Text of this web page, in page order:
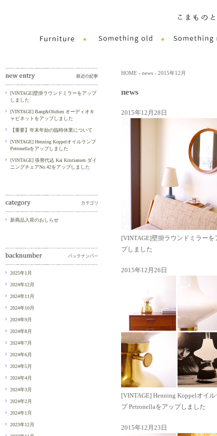
HOME › news › 2015年12月
news
2015年12月28日
[VINTAGE]壁掛ラウンドミラーを
プしました
2015年12月26日
[VINTAGE] Henning Koppelオイ
プ Petronellaをアップしました
2015年12月23日
[VINTAGE]壁掛ラウンドミラーをアップ
しました
[VINTAGE] Bang&Olufsen オーディオキ
ャビネットをアップしました
【重要】年末年始の臨時休業について
[VINTAGE] Henning Koppelオイルランプ
Petronellaをアップしました
[VINTAGE] 張替代込 Kai Kristiansen ダイ
ニングチェアNo.42をアップしました
新商品入荷のおしらせ
2025年1月
2024年12月
2024年11月
2024年10月
2024年9月
2024年8月
2024年7月
2024年6月
2024年5月
2024年4月
2024年3月
2024年2月
2024年1月
2023年12月